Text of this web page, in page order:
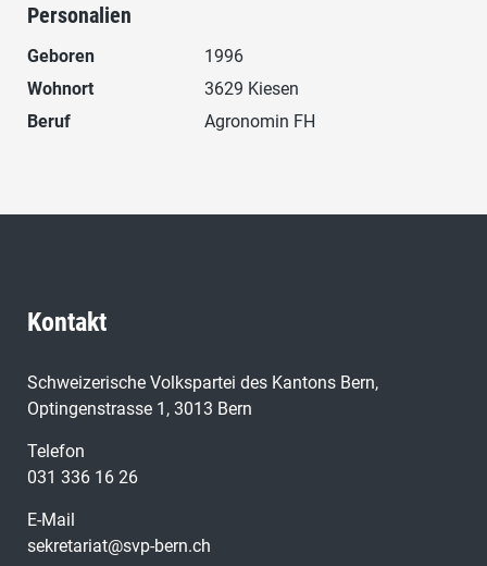
Personalien
Geboren
1996
Wohnort
3629 Kiesen
Beruf
Agronomin FH
Kontakt
Schweizerische Volkspartei des Kantons Bern,
Optingenstrasse 1, 3013 Bern
Telefon
031 336 16 26
E-Mail
sekretariat@svp-bern.ch